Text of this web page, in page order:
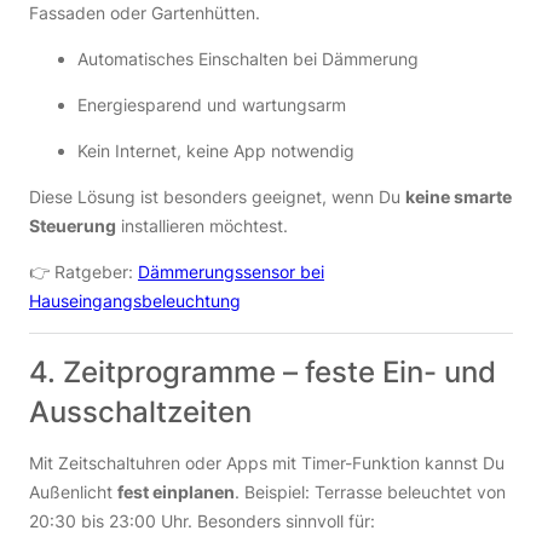
Fassaden oder Gartenhütten.
Automatisches Einschalten bei Dämmerung
Energiesparend und wartungsarm
Kein Internet, keine App notwendig
Diese Lösung ist besonders geeignet, wenn Du keine smarte
Steuerung installieren möchtest.
👉 Ratgeber: Dämmerungssensor bei
Hauseingangsbeleuchtung
4. Zeitprogramme – feste Ein- und
Ausschaltzeiten
Mit Zeitschaltuhren oder Apps mit Timer-Funktion kannst Du
Außenlicht fest einplanen. Beispiel: Terrasse beleuchtet von
20:30 bis 23:00 Uhr. Besonders sinnvoll für: